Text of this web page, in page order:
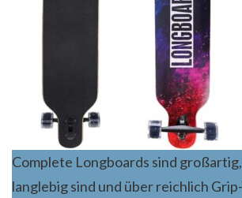
Complete Longboards sind
langlebig sind und über reichlich